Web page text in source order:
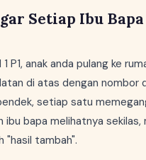
Setiap Ibu
P1, anak anda pulang ke
di atas dengan nombor
setiap satu
ibu bapa melihatnya
"hasil tambah".